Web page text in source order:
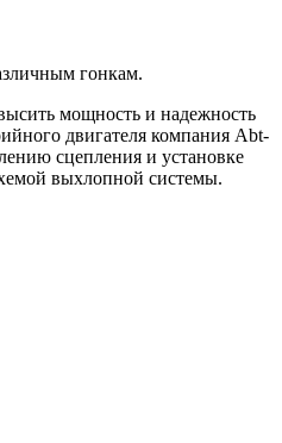
гонкам.
мощность и надежность
двигателя компания Abt-
сцепления и установке
выхлопной системы.